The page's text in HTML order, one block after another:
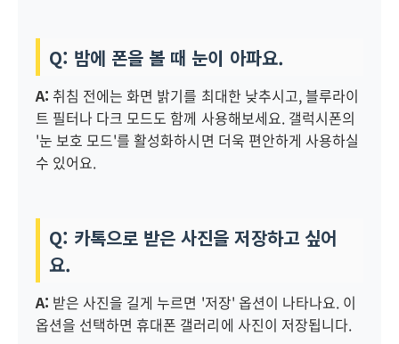
Q: 밤에 폰을 볼 때 눈이 아파요.
A: 취침 전에는 화면 밝기를 최대한 낮추시고, 블루라이
트 필터나 다크 모드도 함께 사용해보세요. 갤럭시폰의
'눈 보호 모드'를 활성화하시면 더욱 편안하게 사용하실
수 있어요.
Q: 카톡으로 받은 사진을 저장하고 싶어
요.
A: 받은 사진을 길게 누르면 '저장' 옵션이 나타나요. 이
옵션을 선택하면 휴대폰 갤러리에 사진이 저장됩니다.